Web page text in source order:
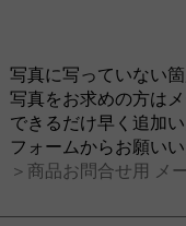
写真に写っていない
写真をお求めの方は
できるだけ早く追加
フォームからお願いい
＞商品お問合せ用 メ